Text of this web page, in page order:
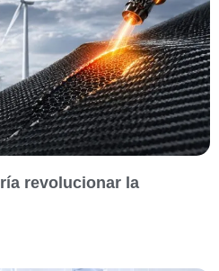
revolucionar la